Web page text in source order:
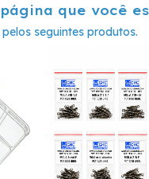
que você
seguintes produtos.